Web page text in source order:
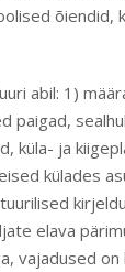
õiendid,
abil: 1)
paigad,
küla- ja
külades
elava
vajadused